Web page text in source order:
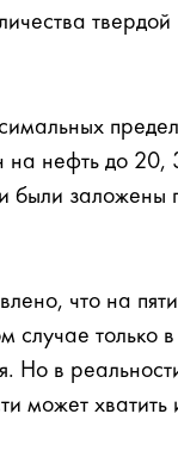
на нефть до
были
что на
случае только
Но в
может